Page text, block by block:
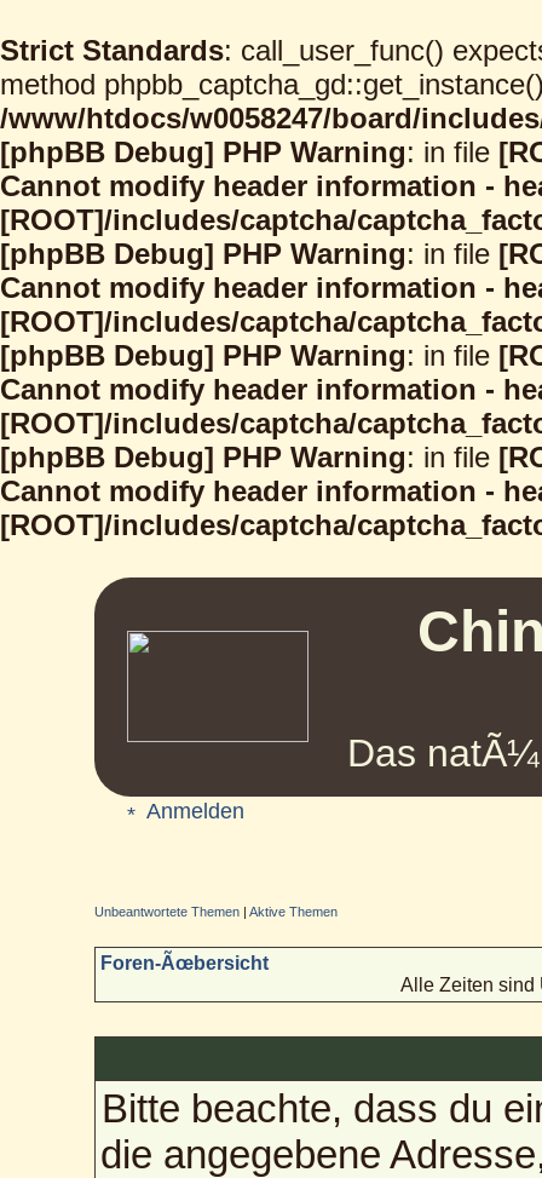
Strict Standards: call_user_func()
method
/www/htdocs/w0058247/board/
[phpBB Debug] PHP Warning: in file
Cannot modify header information -
[ROOT]/includes/captcha/
[phpBB Debug] PHP Warning: in file
Cannot modify header information -
[ROOT]/includes/captcha/
[phpBB Debug] PHP Warning: in file
Cannot modify header information -
[ROOT]/includes/captcha/
[phpBB Debug] PHP Warning: in file
Cannot modify header information -
[ROOT]/includes/captcha/
Das
Anmelden
Unbeantwortete Themen |Aktive Themen
Foren-Ãœbersicht
Alle Zeiten sind
Bitte beachte, dass du
die angegebene